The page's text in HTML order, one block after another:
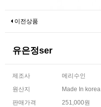
이전상품
유은정ser
제조사
메리수인
원산지
Made In korea
판매가격
251,000원